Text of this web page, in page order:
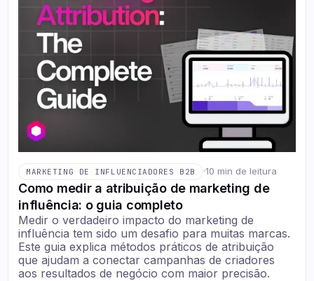
MARKETING DE INFLUENCIADORES B2B ·10 min de leitura
Como medir a atribuição de marketing de
influência: o guia completo
Medir o verdadeiro impacto do marketing de
influência tem sido um desafio para muitas marcas.
Este guia explica métodos práticos de atribuição
que ajudam a conectar campanhas de criadores
aos resultados de negócio com maior precisão.